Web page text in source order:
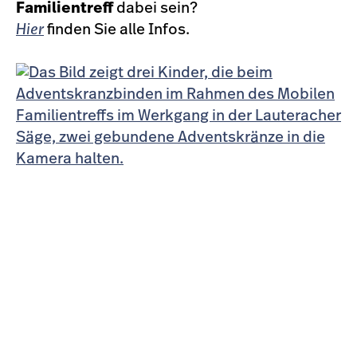
Familientreffdabei sein?
Hierfinden Sie alle Infos.